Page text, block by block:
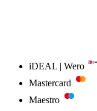
iDEAL | Wero
Mastercard
Maestro